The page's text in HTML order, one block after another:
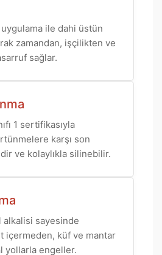
ile dahi üstün
zamandan, işçilikten ve
sağlar.
1 sertifikasıyla
karşı son
ve kolaylıkla silinebilir.
alkalisi sayesinde
içermeden, küf ve mantar
yollarla engeller.